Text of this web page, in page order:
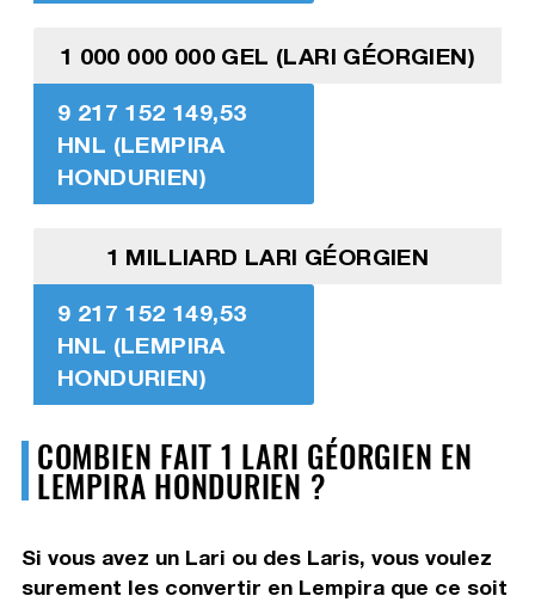
1 000 000 000 GEL (LARI GÉORGIEN)
9 217 152 149,53
HNL (LEMPIRA
HONDURIEN)
1 MILLIARD LARI GÉORGIEN
9 217 152 149,53
HNL (LEMPIRA
HONDURIEN)
COMBIEN FAIT 1 LARI GÉORGIEN EN
LEMPIRA HONDURIEN ?
Si vous avez un Lari ou des Laris, vous voulez
surement les convertir en Lempira que ce soit